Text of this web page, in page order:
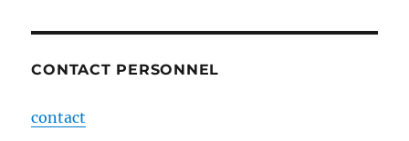
CONTACT PERSONNEL
contact